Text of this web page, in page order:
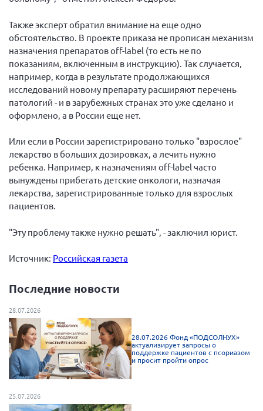
Владимирская область
Волгоградская область
Воронежская область
Ивановская область
Калининградская область
Кемеровская область
Кировская область
Краснодарский край
Красноярский край
Липецкая область
г. Москва
Московская область
Нижегородская область
Новгородская область
Новосибирская область
Омская область
Оренбургская область
Республика Башкортостан
Также эксперт обратил внимание на еще одно
обстоятельство. В проекте приказа не прописан механизм
назначения препаратов off-label (то есть не по
показаниям, включенным в инструкцию). Так случается,
например, когда в результате продолжающихся
исследований новому препарату расширяют перечень
патологий - и в зарубежных странах это уже сделано и
оформлено, а в России еще нет.
Или если в России зарегистрировано только "взрослое"
лекарство в больших дозировках, а лечить нужно
ребенка. Например, к назначениям off-label часто
вынуждены прибегать детские онкологи, назначая
лекарства, зарегистрированные только для взрослых
пациентов.
"Эту проблему также нужно решать", - заключил юрист.
Источник: Российская газета
Последние новости
28.07.2026
28.07.2026 Фонд «ПОДСОЛНУХ»
актуализирует запросы о
поддержке пациентов с псориазом
и просит пройти опрос
25.07.2026